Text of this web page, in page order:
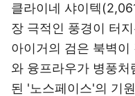
클라이네 샤이텍
장 극적인 풍경이 터
아이거의 검은 북벽이
와 융프라우가 병풍
된 '노스페이스'의 기